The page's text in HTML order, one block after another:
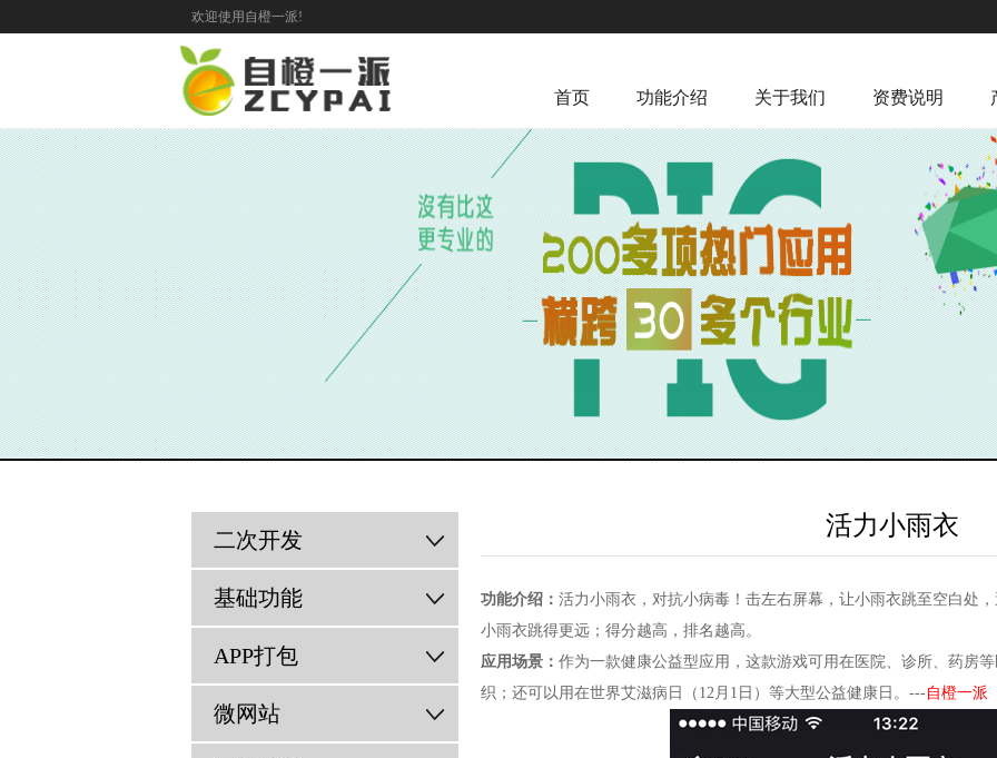
欢迎使用自橙一派!
首页 功能介绍 关于我们 资费说明
二次开发
基础功能
APP打包
微网站
活力小雨衣
功能介绍： 活力小雨衣，对抗小病毒！击左右屏幕，让小雨衣跳至空白处
小雨衣跳得更远；得分越高，排名越高。
应用场景： 作为一款健康公益型应用，这款游戏可用在医院、诊所、药房
织；还可以用在世界艾滋病日（12月1日）等大型公益健康日。---自橙一派